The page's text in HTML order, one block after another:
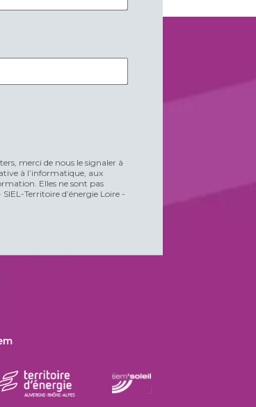
merci de nous le signaler à
à l’informatique, aux
Elles ne sont pas
Territoire d’énergie Loire -